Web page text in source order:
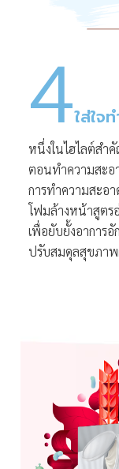
4ใส่ใจ
หนึ่งในไฮไลต์สำ
ตอนทำความสะ
การทำความสะอา
โฟมล้างหน้าสูตร
เพื่อยับยั้งอาการ
ปรับสมดุลสุขภา